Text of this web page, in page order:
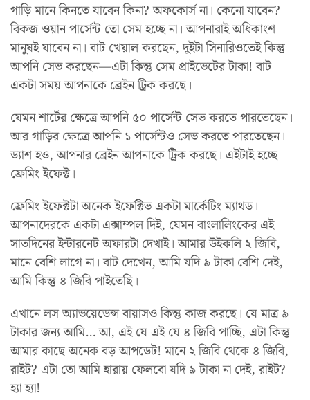
গাড়ি মানে কিনতে যাবেন কিনা? অফকোর্স না। কেনো যাবেন?
বিকজ ওয়ান পার্সেন্ট তো সেম হচ্ছে না। আপনারাই অধিকাংশ
মানুষই যাবেন না। বাট খেয়াল করছেন, দুইটা সিনারিওতেই কিন্তু
আপনি সেভ করছেন—এটা কিন্তু সেম প্রাইভেটের টাকা! বাট
একটা সময় আপনাকে ব্রেইন ট্রিক করছে।
যেমন শার্টের ক্ষেত্রে আপনি ৫০ পার্সেন্ট সেভ করতে পারতেছেন।
আর গাড়ির ক্ষেত্রে আপনি ১ পার্সেন্টও সেভ করতে পারতেছেন।
ড্যাশ হও, আপনার ব্রেইন আপনাকে ট্রিক করছে। এইটাই হচ্ছে
ফ্রেমিং ইফেক্ট।
ফ্রেমিং ইফেক্টটা অনেক ইফেক্টিভ একটা মার্কেটিং ম্যাথড।
আপনাদেরকে একটা এক্সাম্পল দিই, যেমন বাংলালিংকের এই
সাতদিনের ইন্টারনেট অফারটা দেখাই। আমার উইকলি ২ জিবি,
মানে বেশি লাগে না। বাট দেখেন, আমি যদি ৯ টাকা বেশি দেই,
আমি কিন্তু ৪ জিবি পাইতেছি।
এখানে লস অ্যাভয়েডেন্স বায়াসও কিন্তু কাজ করছে। যে মাত্র ৯
টাকার জন্য আমি… আ, এই যে এই যে ৪ জিবি পাচ্ছি, এটা কিন্তু
আমার কাছে অনেক বড় আপডেট! মানে ২ জিবি থেকে ৪ জিবি,
রাইট? এটা তো আমি হারায় ফেলবো যদি ৯ টাকা না দেই, রাইট?
হ্যা হ্যা!